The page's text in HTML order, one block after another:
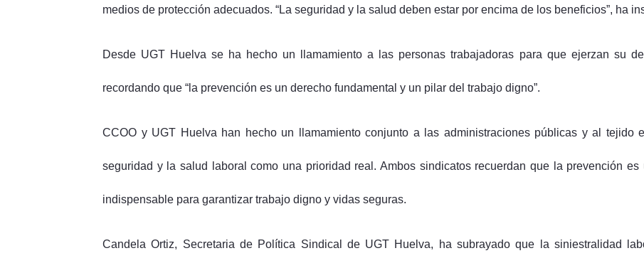
medios de protección adecuados. “La seguridad y la salud deben estar por encima de los beneficios”, ha
Desde UGT Huelva se ha hecho un llamamiento a las personas trabajadoras para que ejerzan su
recordando que “la prevención es un derecho fundamental y un pilar del trabajo digno”.
CCOO y UGT Huelva han hecho un llamamiento conjunto a las administraciones públicas y al tejido
seguridad y la salud laboral como una prioridad real. Ambos sindicatos recuerdan que la prevención
indispensable para garantizar trabajo digno y vidas seguras.
Candela Ortiz, Secretaria de Política Sindical de UGT Huelva, ha subrayado que la siniestralidad